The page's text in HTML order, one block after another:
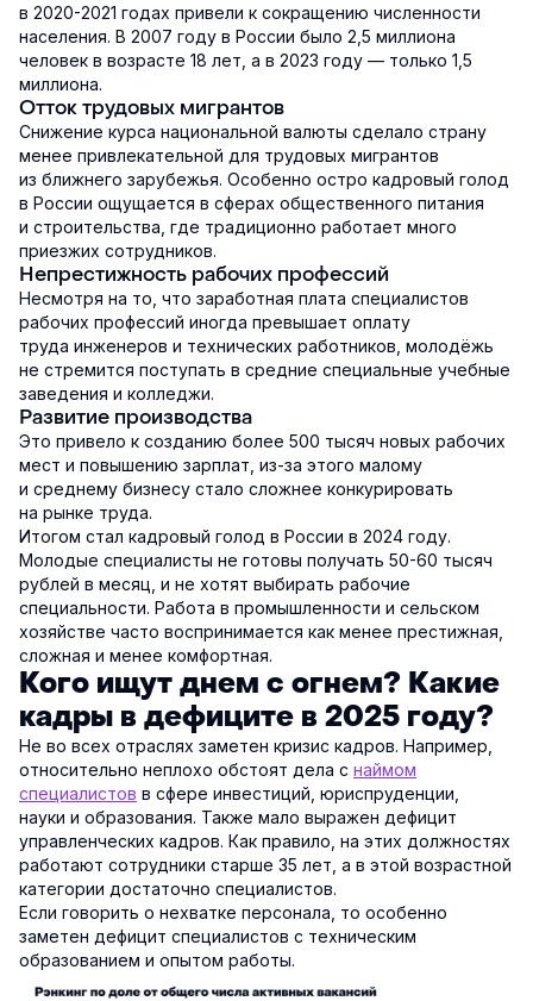
в 2020-2021 годах привели к сокращению численности
населения. В 2007 году в России было 2,5 миллиона
человек в возрасте 18 лет, а в 2023 году — только 1,5
миллиона.
Отток трудовых мигрантов
Снижение курса национальной валюты сделало страну
менее привлекательной для трудовых мигрантов
из ближнего зарубежья. Особенно остро кадровый голод
в России ощущается в сферах общественного питания
и строительства, где традиционно работает много
приезжих сотрудников.
Непрестижность рабочих профессий
Несмотря на то, что заработная плата специалистов
рабочих профессий иногда превышает оплату
труда инженеров и технических работников, молодёжь
не стремится поступать в средние специальные учебные
заведения и колледжи.
Развитие производства
Это привело к созданию более 500 тысяч новых рабочих
мест и повышению зарплат, из-за этого малому
и среднему бизнесу стало сложнее конкурировать
на рынке труда.
Итогом стал кадровый голод в России в 2024 году.
Молодые специалисты не готовы получать 50-60 тысяч
рублей в месяц, и не хотят выбирать рабочие
специальности. Работа в промышленности и сельском
хозяйстве часто воспринимается как менее престижная,
сложная и менее комфортная.
Кого ищут днем с огнем? Какие
кадры в дефиците в 2025 году?
Не во всех отраслях заметен кризис кадров. Например,
относительно неплохо обстоят дела с наймом
специалистов в сфере инвестиций, юриспруденции,
науки и образования. Также мало выражен дефицит
управленческих кадров. Как правило, на этих должностях
работают сотрудники старше 35 лет, а в этой возрастной
категории достаточно специалистов.
Если говорить о нехватке персонала, то особенно
заметен дефицит специалистов с техническим
образованием и опытом работы.